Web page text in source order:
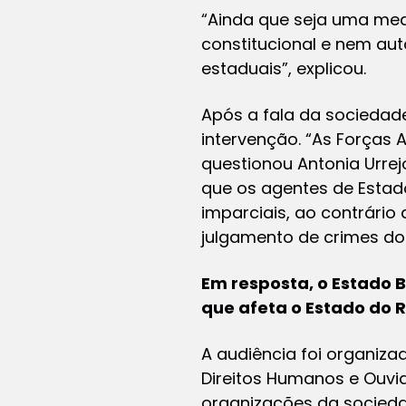
“Ainda que seja uma
constitucional e nem
estaduais”, explicou.
Após a fala da
intervenção. “As
questionou Antonia
que os agentes de
imparciais, ao contrário
julgamento de crimes
Em resposta, o
que afeta o Estado do
A audiência foi
Direitos Humanos e